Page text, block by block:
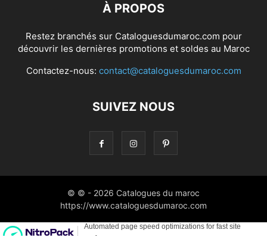
À PROPOS
Restez branchés sur Cataloguesdumaroc.com pour
découvrir les dernières promotions et soldes au Maroc
Contactez-nous: contact@cataloguesdumaroc.com
SUIVEZ NOUS
© © - 2026 Catalogues du maroc
https://www.cataloguesdumaroc.com